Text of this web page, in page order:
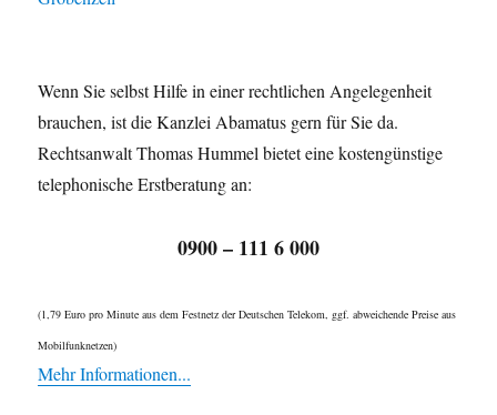
Wenn Sie selbst Hilfe in einer rechtlichen Angelegenheit
brauchen, ist die Kanzlei Abamatus gern für Sie da.
Rechtsanwalt Thomas Hummel bietet eine kostengünstige
telephonische Erstberatung an:
0900 – 111 6 000
(1,79 Euro pro Minute aus dem Festnetz der Deutschen Telekom, ggf. abweichende Preise aus
Mobilfunknetzen)
Mehr Informationen...